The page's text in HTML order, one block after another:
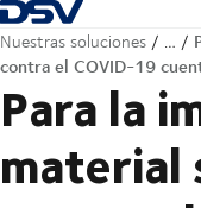
Volver a la
Nuestras soluciones …
contra el COVID-19
Para la
material